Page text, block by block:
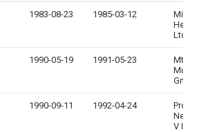
1983-08-23 1985-03-12
Ltd
1990-05-19 1991-05-23
Mtu
Gmbh
1990-09-11 1992-04-24
V I